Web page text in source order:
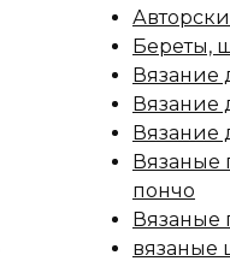
Береты,
Вязание
Вязание
Вязание
Вязаные
пончо
Вязаные
вязаные